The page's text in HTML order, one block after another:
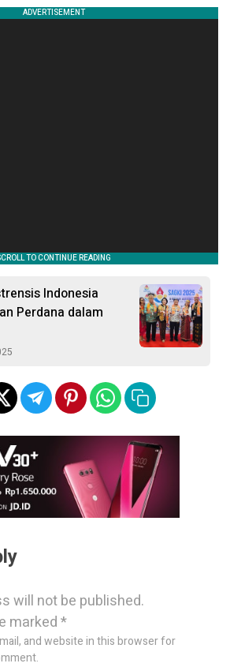
Indonesia
Perdana dalam
will not be published.
marked*
and website in this browser for